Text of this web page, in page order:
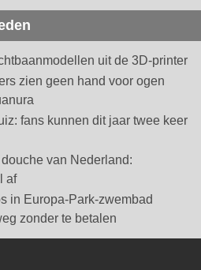
uit de 3D-printer
zien geen hand voor ogen
fans kunnen dit jaar twee keer
van Nederland:
af
in Europa-Park-zwembad
zonder te betalen